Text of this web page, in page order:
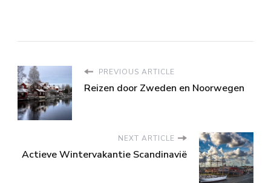
PREVIOUS ARTICLE
Reizen door Zweden en Noorwegen
NEXT ARTICLE
Actieve Wintervakantie Scandinavië